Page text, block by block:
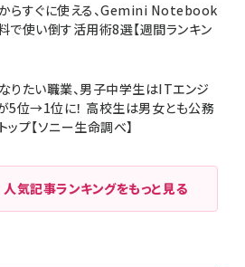
らすぐに使える、Gemini Notebook
で使い倒す活用術8選【週間ランキン
りたい職業、男子中学生はITエンジ
5位→1位に！ 高校生は男女とも公務
ップ【ソニー生命調べ】
人気記事ランキングをもっと見る